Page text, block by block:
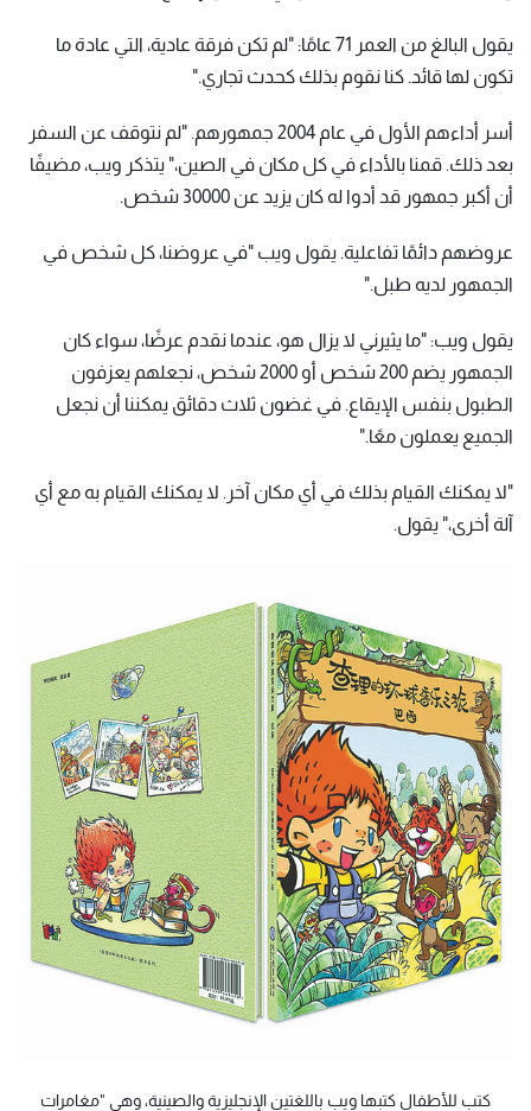
يقول البالغ من العمر 71 عامًا: "لم تكن فرقة عادية، التي عادة ما
تكون لها قائد. كنا نقوم بذلك كحدث تجاري."
أسر أداءهم الأول في عام 2004 جمهورهم. "لم نتوقف عن السفر
بعد ذلك. قمنا بالأداء في كل مكان في الصين،" يتذكر ويب، مضيفًا
أن أكبر جمهور قد أدوا له كان يزيد عن 30000 شخص.
عروضهم دائمًا تفاعلية. يقول ويب "في عروضنا، كل شخص في
الجمهور لديه طبل."
يقول ويب: "ما يثيرني لا يزال هو، عندما نقدم عرضًا، سواء كان
الجمهور يضم 200 شخص أو 2000 شخص، نجعلهم يعزفون
الطبول بنفس الإيقاع. في غضون ثلاث دقائق يمكننا أن نجعل
الجميع يعملون معًا."
"لا يمكنك القيام بذلك في أي مكان آخر. لا يمكنك القيام به مع أي
آلة أخرى،" يقول.
كتب للأطفال كتبها ويب باللغتين الإنجليزية والصينية، وهي "مغامرات